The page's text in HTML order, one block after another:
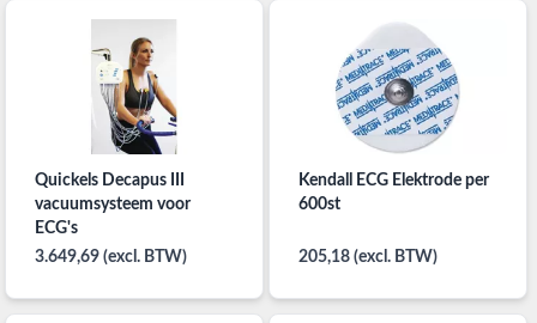
Quickels Decapus III
vacuumsysteem voor
ECG's
3.649,69 (excl. BTW)
Kendall ECG Elektrode per
600st
205,18 (excl. BTW)